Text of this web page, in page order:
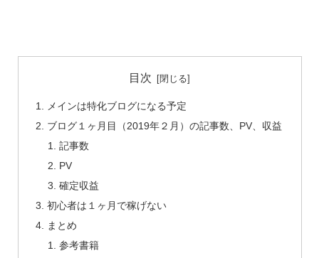
目次
メインは特化ブログになる予定
ブログ１ヶ月目（2019年２月）の記事数、PV、収益
記事数
PV
確定収益
初心者は１ヶ月で稼げない
まとめ
参考書籍